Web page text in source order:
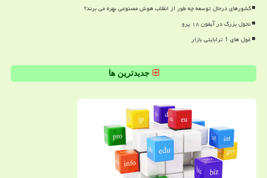
کشورهای درحال توسعه چه طور از انقلاب هوش مصنوعی بهره می برند؟
تحول بزرگ در آیفون ۱۸ پرو
غول های 1 ترابایتی بازار
جدیدترین ها